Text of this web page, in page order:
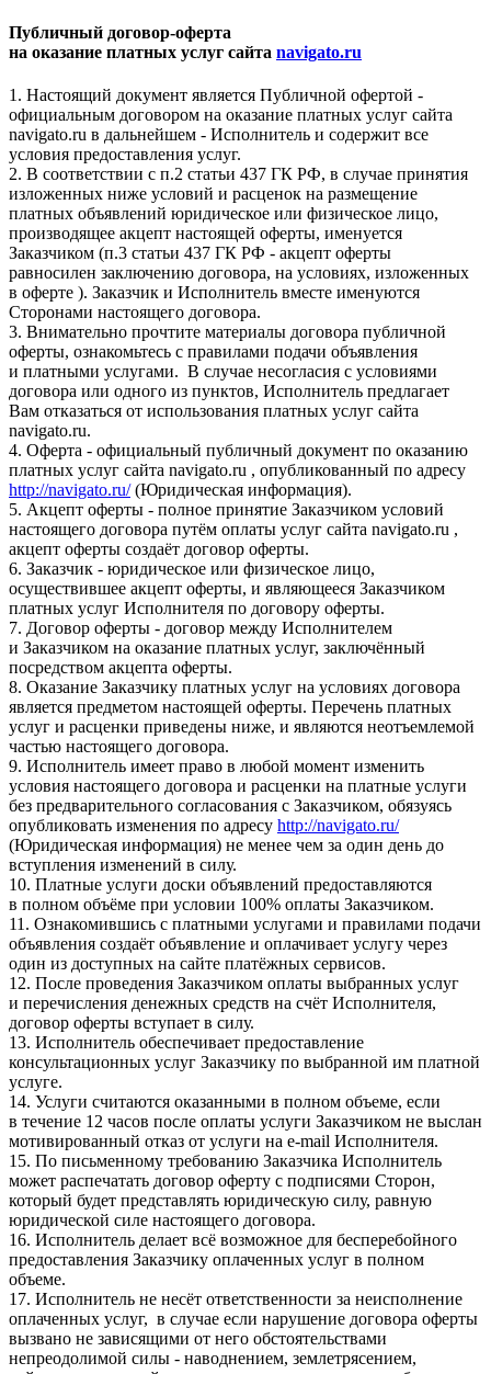
Публичный договор-оферта
на оказание платных услуг сайта navigato.ru
1. Настоящий документ является Публичной офертой -
официальным договором на оказание платных услуг сайта
navigato.ru в дальнейшем - Исполнитель и содержит все
условия предоставления услуг.
2. В соответствии с п.2 статьи 437 ГК РФ, в случае принятия
изложенных ниже условий и расценок на размещение
платных объявлений юридическое или физическое лицо,
производящее акцепт настоящей оферты, именуется
Заказчиком (п.3 статьи 437 ГК РФ - акцепт оферты
равносилен заключению договора, на условиях, изложенных
в оферте ). Заказчик и Исполнитель вместе именуются
Сторонами настоящего договора.
3. Внимательно прочтите материалы договора публичной
оферты, ознакомьтесь с правилами подачи объявления
и платными услугами. В случае несогласия с условиями
договора или одного из пунктов, Исполнитель предлагает
Вам отказаться от использования платных услуг сайта
navigato.ru.
4. Оферта - официальный публичный документ по оказанию
платных услуг сайта navigato.ru , опубликованный по адресу
http://navigato.ru/(Юридическая информация).
5. Акцепт оферты - полное принятие Заказчиком условий
настоящего договора путём оплаты услуг сайта navigato.ru ,
акцепт оферты создаёт договор оферты.
6. Заказчик - юридическое или физическое лицо,
осуществившее акцепт оферты, и являющееся Заказчиком
платных услуг Исполнителя по договору оферты.
7. Договор оферты - договор между Исполнителем
и Заказчиком на оказание платных услуг, заключённый
посредством акцепта оферты.
8. Оказание Заказчику платных услуг на условиях договора
является предметом настоящей оферты. Перечень платных
услуг и расценки приведены ниже, и являются неотъемлемой
частью настоящего договора.
9. Исполнитель имеет право в любой момент изменить
условия настоящего договора и расценки на платные услуги
без предварительного согласования с Заказчиком, обязуясь
опубликовать изменения по адресу http://navigato.ru/
(Юридическая информация) не менее чем за один день до
вступления изменений в силу.
10. Платные услуги доски объявлений предоставляются
в полном объёме при условии 100% оплаты Заказчиком.
11. Ознакомившись с платными услугами и правилами подачи
объявления создаёт объявление и оплачивает услугу через
один из доступных на сайте платёжных сервисов.
12. После проведения Заказчиком оплаты выбранных услуг
и перечисления денежных средств на счёт Исполнителя,
договор оферты вступает в силу.
13. Исполнитель обеспечивает предоставление
консультационных услуг Заказчику по выбранной им платной
услуге.
14. Услуги считаются оказанными в полном объеме, если
в течение 12 часов после оплаты услуги Заказчиком не выслан
мотивированный отказ от услуги на e-mail Исполнителя.
15. По письменному требованию Заказчика Исполнитель
может распечатать договор оферту с подписями Сторон,
который будет представлять юридическую силу, равную
юридической силе настоящего договора.
16. Исполнитель делает всё возможное для бесперебойного
предоставления Заказчику оплаченных услуг в полном
объеме.
17. Исполнитель не несёт ответственности за неисполнение
оплаченных услуг, в случае если нарушение договора оферты
вызвано не зависящими от него обстоятельствами
непреодолимой силы - наводнением, землетрясением,